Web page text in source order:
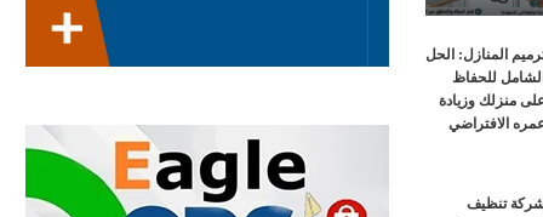
المنازل: الحل
الشامل للحفاظ
منزلك وزيادة
الافتراضي
تنظيف